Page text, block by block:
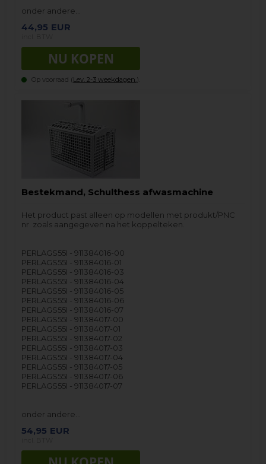
onder andere…
44,95 EUR
Op voorraad (Lev. 2-3 weekdagen. ).
Bestekmand, Schulthess afwasmachine
Het product past alleen op modellen met produkt/PNC
nr. zoals aangegeven na het koppelteken.
PERLAGS55I - 911384016-00
PERLAGS55I - 911384016-01
PERLAGS55I - 911384016-03
PERLAGS55I - 911384016-04
PERLAGS55I - 911384016-05
PERLAGS55I - 911384016-06
PERLAGS55I - 911384016-07
PERLAGS55I - 911384017-00
PERLAGS55I - 911384017-01
PERLAGS55I - 911384017-02
PERLAGS55I - 911384017-03
PERLAGS55I - 911384017-04
PERLAGS55I - 911384017-05
PERLAGS55I - 911384017-06
PERLAGS55I - 911384017-07
onder andere…
54,95 EUR